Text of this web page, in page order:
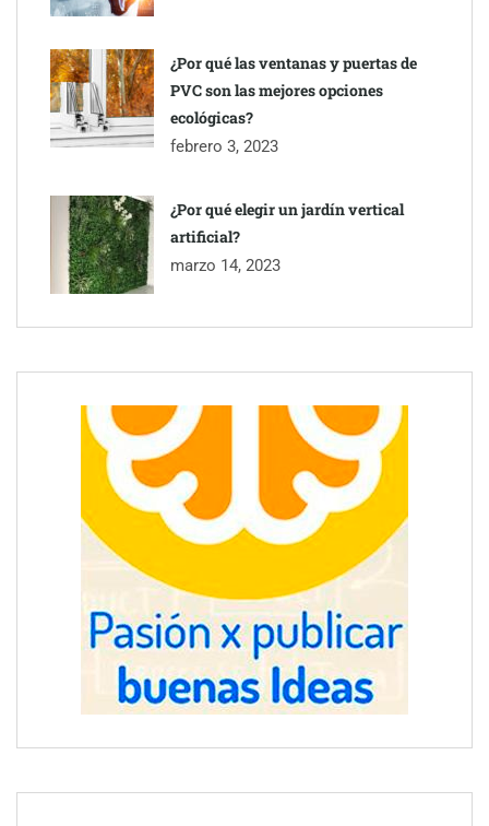
¿Por qué las ventanas y puertas de
PVC son las mejores opciones
ecológicas?
febrero 3, 2023
¿Por qué elegir un jardín vertical
artificial?
marzo 14, 2023